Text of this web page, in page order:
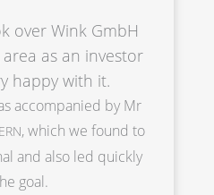
over Wink GmbH
as an inves­tor
happy with it.
accom­pa­nied by Mr
, which we found to
and also led quick­ly
goal.